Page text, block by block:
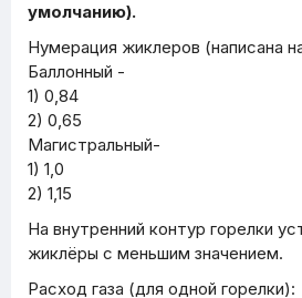
умолчанию).
Нумерация жиклеров (написана
Баллонный -
1) 0,84
2) 0,65
Магистральный-
1) 1,0
2) 1,15
На внутренний контур горелки
жиклёры с меньшим значением.
Расход газа (для одной горелки):